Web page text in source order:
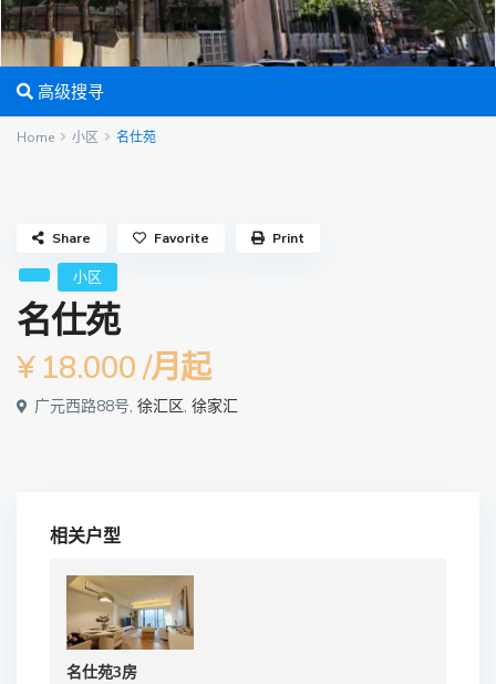
高级搜寻
Home 小区 名仕苑
小区
名仕苑
¥ 18.000/月起
广元西路88号, 徐汇区, 徐家汇
Share Favorite Print
相关户型
名仕苑3房